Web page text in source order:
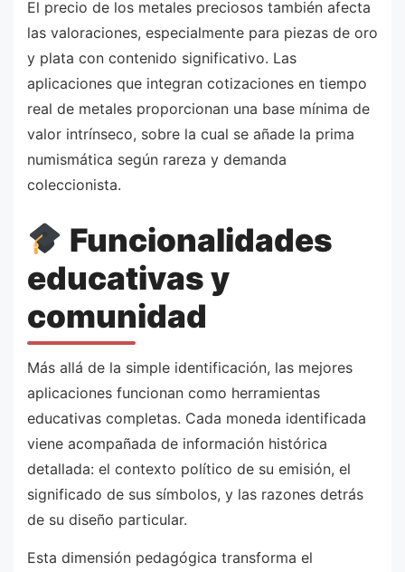
El precio de los metales preciosos también afecta
las valoraciones, especialmente para piezas de oro
y plata con contenido significativo. Las
aplicaciones que integran cotizaciones en tiempo
real de metales proporcionan una base mínima de
valor intrínseco, sobre la cual se añade la prima
numismática según rareza y demanda
coleccionista.
Funcionalidades
educativas y
comunidad
Más allá de la simple identificación, las mejores
aplicaciones funcionan como herramientas
educativas completas. Cada moneda identificada
viene acompañada de información histórica
detallada: el contexto político de su emisión, el
significado de sus símbolos, y las razones detrás
de su diseño particular.
Esta dimensión pedagógica transforma el